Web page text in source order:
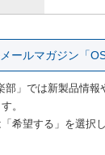
ールマガジン「
」では新製品情報
。
希望する」を選択し